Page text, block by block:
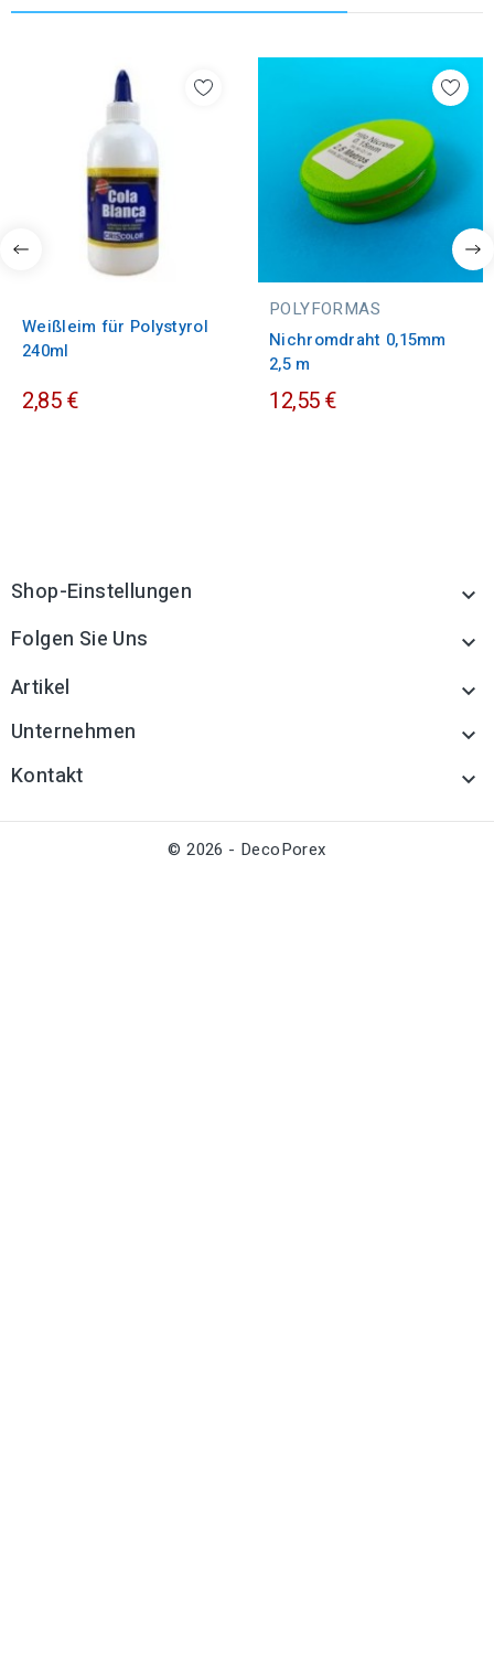
Weißleim für Polystyrol
240ml
2,85 €
POLYFORMAS
Nichromdraht 0,15mm
2,5 m
12,55 €
Shop-Einstellungen 
Folgen Sie Uns 
Artikel 
Unternehmen 
Kontakt 
© 2026 - DecoPorex